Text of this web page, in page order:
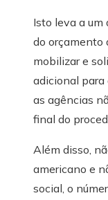
Isto leva a um
do orçamento
mobilizar e
adicional para
as agências
final do
Além disso,
americano e
social, o